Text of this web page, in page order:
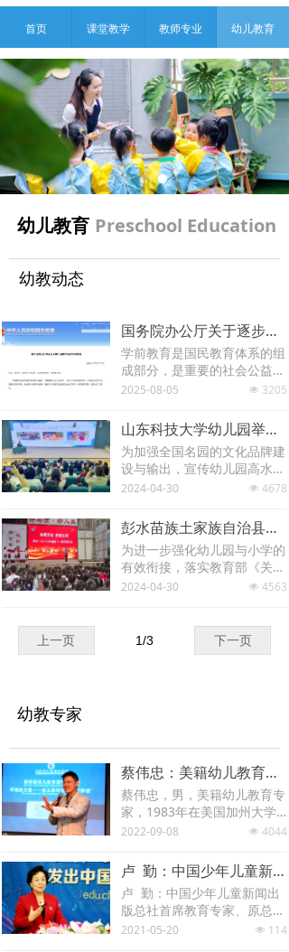
首页 课堂教学 教师专业 幼儿教育
国务院办公厅关于逐步推行免费学前教育的意见
学前教育是国民教育体系的组
成部分，是重要的社会公益事
业，关系亿万儿童健康成长。
策部署，逐步推行免费学前教
育，推进学前教育普及普惠安
全优质发展，经国务院同意，
现提出以下意见。
넶 3205
2025-08-05
山东科技大学幼儿园举办全国幼教培训及现场会
为加强全国名园的文化品牌建
设与输出，宣传幼儿园高水平
特色办园模式，示范辐射引领
科大幼儿园4月10日、12日、
16日、23日分别接待了来自
北京、上海、广州、深圳、成
都、湖南、佛山等全国各地60
0余名园长、教师来园浸润式
넶 4678
2024-04-30
彭水苗族土家族自治县实验幼儿园开展幼小衔接联合教研活动
为进一步强化幼儿园与小学的
有效衔接，落实教育部《关于
大力推进幼儿园与小学科学衔
治县实验幼儿园（以下简称彭
水实验幼儿园）与彭水苗族土
分学生、彭水实验幼儿园大班
的师生及全体家长参与此次活
动。此次联合教研聚焦“助力
儿童学习准备——入学适
应”，分为四个流程开展。
넶 4563
2024-04-30
上一页 下一页
1/3
幼儿教育 Preschool Education
幼教专家
蔡伟忠：美籍幼儿教育专家
蔡伟忠，男，美籍幼儿教育专
家，1983年在美国加州大学
毕业后，一直从事学前教育相
计、学具设备研发及师资培
训。及后再深造，取得博士及
游戏治疗的专业。
넶 4044
2022-09-08
卢 勤：中国少年儿童新闻出版总社首席教育专家
卢 勤：中国少年儿童新闻出
版总社首席教育专家、原总编
辑，著名的“知心姐姐”。中国
넶 114
2021-05-20
幼教动态